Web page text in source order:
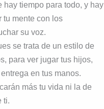
tiempo para todo, y hay
tu mente con los
su voz.
se trata de un estilo de
para ver jugar tus hijos,
en tus manos.
más tu vida ni la de
ti.